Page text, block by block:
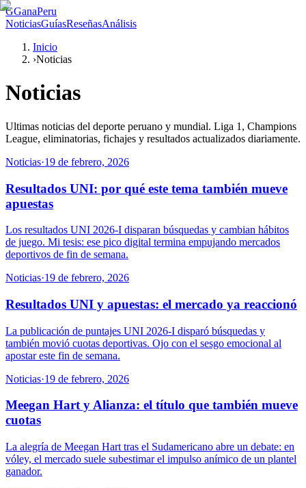
GGanaPeru
NoticiasGuíasReseñasAnálisis
Inicio
›Noticias
Noticias
Ultimas noticias del deporte peruano y mundial. Liga 1, Champions
League, eliminatorias, fichajes y resultados actualizados diariamente.
Noticias·19 de febrero, 2026
Resultados UNI: por qué este tema también mueve
apuestas
Los resultados UNI 2026-I disparan búsquedas y cambian hábitos
de juego. Mi tesis: ese pico digital termina empujando mercados
deportivos de fin de semana.
Noticias·19 de febrero, 2026
Resultados UNI y apuestas: el mercado ya reaccionó
La publicación de puntajes UNI 2026-I disparó búsquedas y
también movió cuotas deportivas. Ojo con el sesgo emocional al
apostar este fin de semana.
Noticias·19 de febrero, 2026
Meegan Hart y Alianza: el título que también mueve
cuotas
La alegría de Meegan Hart tras el Sudamericano abre un debate: en
vóley, el mercado suele subestimar el impulso anímico de un plantel
ganador.